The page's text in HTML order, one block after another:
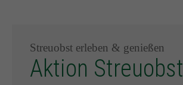
Streuobst erleben & genießen
Aktion Streuobst